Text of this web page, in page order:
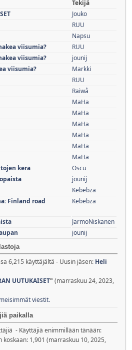
Tekijä
Jouko
RUU
Napsu
viisumia?
RUU
viisumia?
jounij
viisumia?
Markki
RUU
Raiwå
MaHa
MaHa
MaHa
MaHa
MaHa
MaHa
kera
Oscu
jounij
Kebebza
Finland road
Kebebza
JarmoNiskanen
jounij
6,215 käyttäjältä - Uusin jäsen: Heli
UUTUKAISET" (marraskuu 24, 2023,
viestit.
paikalla
- Käyttäjiä enimmillään tänään:
1,901 (marraskuu 10, 2025,